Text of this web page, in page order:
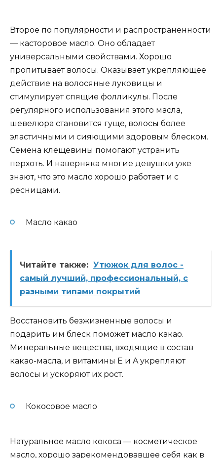
Второе по популярности и распространенности
— касторовое масло. Оно обладает
универсальными свойствами. Хорошо
пропитывает волосы. Оказывает укрепляющее
действие на волосяные луковицы и
стимулирует спящие фолликулы. После
регулярного использования этого масла,
шевелюра становится гуще, волосы более
эластичными и сияющими здоровым блеском.
Семена клещевины помогают устранить
перхоть. И наверняка многие девушки уже
знают, что это масло хорошо работает и с
ресницами.
Масло какао
Читайте также: Утюжок для волос -
самый лучший, профессиональный, с
разными типами покрытий
Восстановить безжизненные волосы и
подарить им блеск поможет масло какао.
Минеральные вещества, входящие в состав
какао-масла, и витамины E и A укрепляют
волосы и ускоряют их рост.
Кокосовое масло
Натуральное масло кокоса — косметическое
масло, хорошо зарекомендовавшее себя как в